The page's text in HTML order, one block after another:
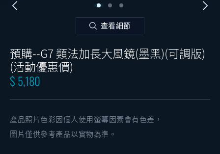
查看細節
預購--G7 類法加長大風鏡(墨黑)(可調版)
(活動優惠價)
$ 5,180
產品照片色彩因個人使用螢幕因素會有色差，
圖片僅供參考產品以實物為準。